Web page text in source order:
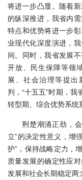
将进一步凸显。随着
的纵深推进，我省内
特点和优势将进一步
业现代化深度演进，
间。同时，我省发展
开放、民生保障等领
展、社会治理等提
判，“十五五”时期，
转型期、综合优势系统
荆楚潮涌正劲，
立”的决定性意义，增
护”，保持战略定力，
质量发展的确定性应
发展和社会长期稳定两